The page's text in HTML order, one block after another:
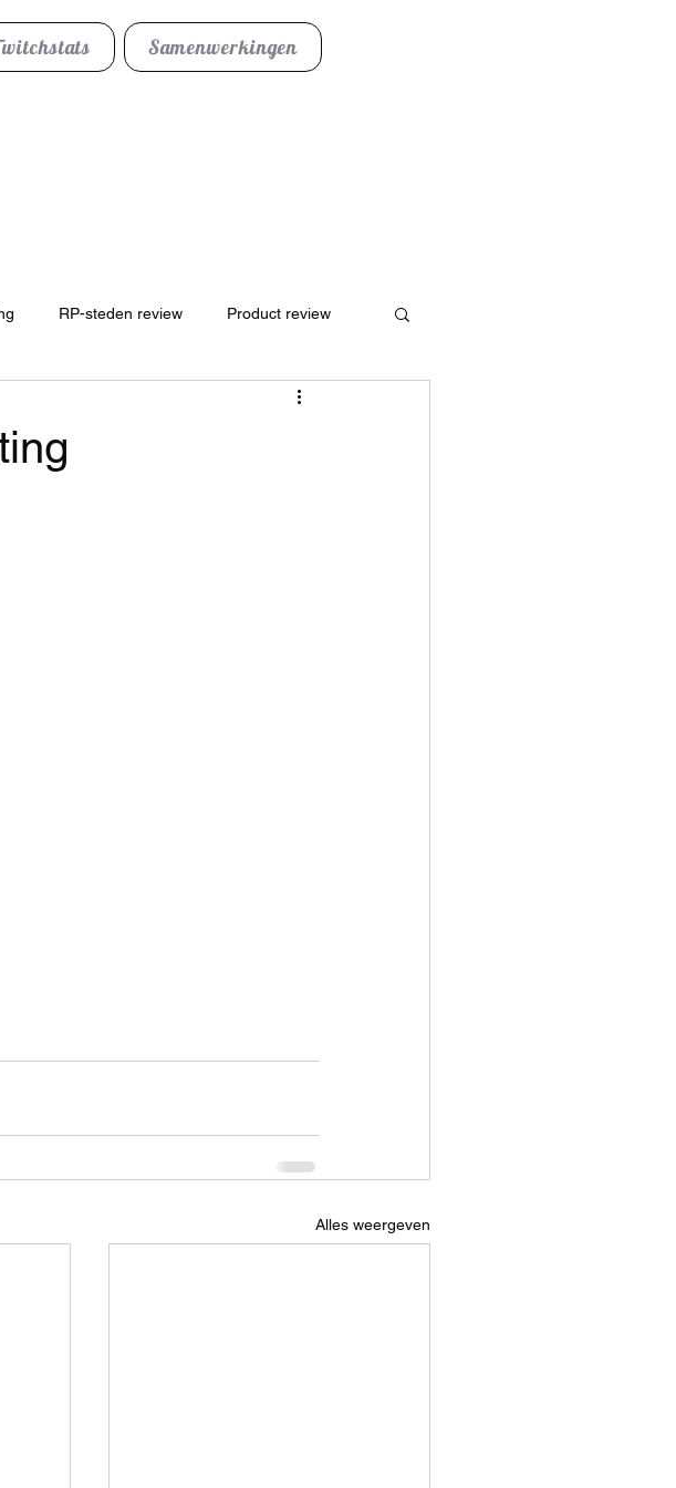
Samenwerkingen
RP-steden review Product review
Alles weergeven